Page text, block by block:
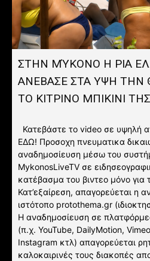
ΣΤΗΝ ΜΎΚΟΝΟ Η ΡΙΑ
ΑΝΕΒΑΣΕ ΣΤΑ ΥΨΗ ΤΗΝ
ΤΟ ΚΙΤΡΙΝΟ ΜΠΙΚΙΝΙ ΤΗΣ
Κατεβάστε το video σε υψηλή
ΕΔΩ! Προσοχη πνευματικα
αναδημοσίευση μέσω του
MykonosLiveTV σε
κατέβασμα του βιντεο μόνο για
Κατ’εξαίρεση, απαγορεύεται η
ιστότοπο protothema.gr
Η αναδημοσίευση σε
(π.χ. YouTube, DailyMotion,
Instagram κτλ) απαγορεύεται
καλοκαιρινές τους διακοπές